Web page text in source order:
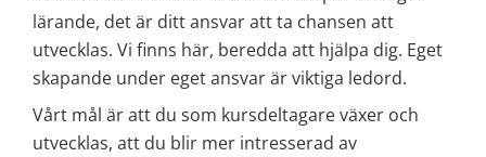
lärande, det är ditt ansvar att ta chansen att
utvecklas. Vi finns här, beredda att hjälpa dig. Eget
skapande under eget ansvar är viktiga ledord.
Vårt mål är att du som kursdeltagare växer och
utvecklas, att du blir mer intresserad av